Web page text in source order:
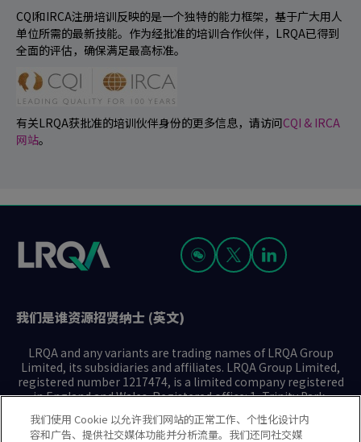
CQI和IRCA注册培训反映的是一个独特的能力框架，基于广大用人
单位所需的最新技能。作为经批准的培训合作伙伴，LRQA已得到
全面的评估，确保满足最高标准。
有关LRQA获批准的培训伙伴身份的更多信息，请访问CQI & IRCA
网站。
我们是谁资源招贤纳士 (英文)
LRQA and any variants are trading names of LRQA Group
Limited, its subsidiaries and affiliates. LRQA Group Limited,
registered number 1217474, is a limited company registered
in England and Wales. Registered office: 1, Trinity Park,
Bickenhill Lane, Birmingham B37 7ES. © 2025 LRQA Group
Limited.
我们使用 Cookie 以允许我们网站的正常工作、个性化设计内
容和广告、提供社交媒体功能并分析流量。我们还同社交媒